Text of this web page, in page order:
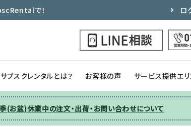
で！ ロ
季節家電
ソファー
サブスクレンタルとは？ お客様の声 サービス提供エ
(お盆)休業中の注文・出荷・お問い合わせについて